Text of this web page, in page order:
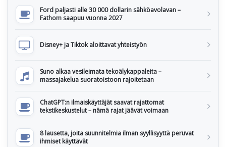
Ford paljasti alle 30 000 dollarin sähköavolavan –
Fathom saapuu vuonna 2027
Disney+ ja Tiktok aloittavat yhteistyön
Suno alkaa vesileimata tekoälykappaleita –
massajakelua suoratoistoon rajoitetaan
ChatGPT:n ilmaiskäyttäjät saavat rajattomat
tekstikeskustelut – nämä rajat jäävät voimaan
8 lausetta, joita suunnitelmia ilman syyllisyyttä peruvat
ihmiset käyttävät